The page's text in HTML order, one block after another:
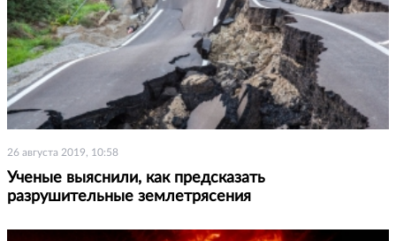
26 августа 2019, 10:58
Ученые выяснили, как предсказать
разрушительные землетрясения